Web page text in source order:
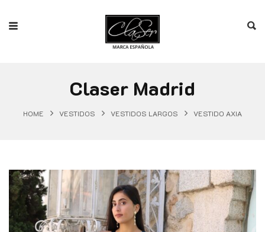
Claser Madrid
HOME VESTIDOS VESTIDOS LARGOS VESTIDO AXIA